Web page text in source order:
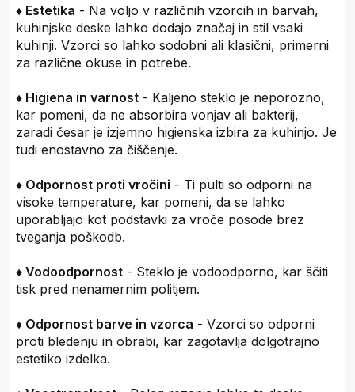
♦ Estetika - Na voljo v različnih vzorcih in barvah,
kuhinjske deske lahko dodajo značaj in stil vsaki
kuhinji. Vzorci so lahko sodobni ali klasični, primerni
za različne okuse in potrebe.
♦ Higiena in varnost - Kaljeno steklo je neporozno,
kar pomeni, da ne absorbira vonjav ali bakterij,
zaradi česar je izjemno higienska izbira za kuhinjo. Je
tudi enostavno za čiščenje.
♦ Odpornost proti vročini - Ti pulti so odporni na
visoke temperature, kar pomeni, da se lahko
uporabljajo kot podstavki za vroče posode brez
tveganja poškodb.
♦ Vodoodpornost - Steklo je vodoodporno, kar ščiti
tisk pred nenamernim politjem.
♦ Odpornost barve in vzorca - Vzorci so odporni
proti bledenju in obrabi, kar zagotavlja dolgotrajno
estetiko izdelka.